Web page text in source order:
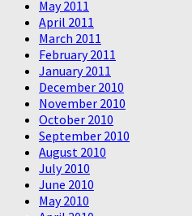
May 2011
April 2011
March 2011
February 2011
January 2011
December 2010
November 2010
October 2010
September 2010
August 2010
July 2010
June 2010
May 2010